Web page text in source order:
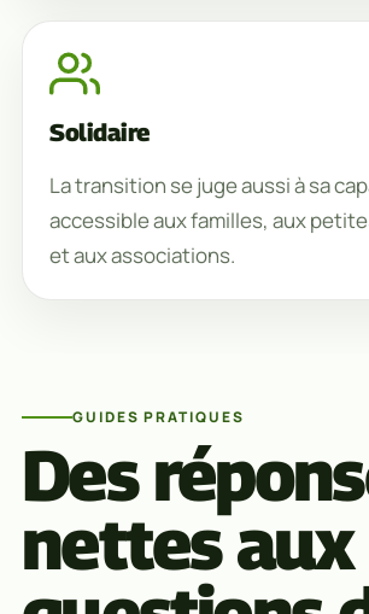
Solidaire
La transition se juge aussi à sa
accessible aux familles, aux
et aux associations.
GUIDES PRATIQUES
Des
nettes aux